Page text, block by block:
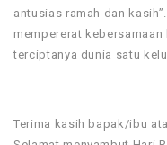
antusias ramah dan
mempererat
terciptanya dunia satu
Terima kasih bapak/ibu